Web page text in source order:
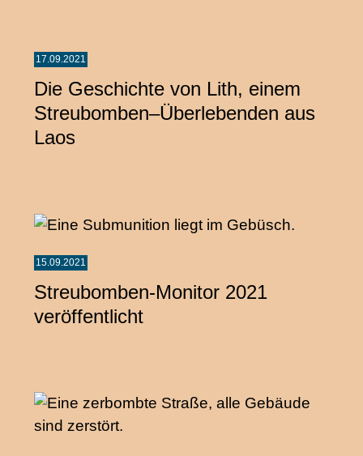
17.09.2021
Die Geschichte von Lith, einem
Streubomben–Überlebenden aus
Laos
15.09.2021
Streubomben-Monitor 2021
veröffentlicht